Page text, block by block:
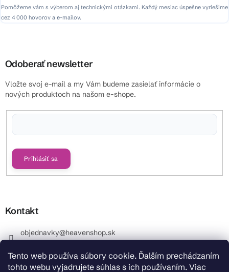
Tento web používa súbory cookie. Ďalším prechádzaním
tohto webu vyjadrujete súhlas s ich používaním. Viac
Pomôžeme vám s výberom aj technickými otázkami. Každý mesiac úspešne vyriešime
cez 4 000 hovorov a e-mailov.
Odoberať newsletter
Vložte svoj e-mail a my Vám budeme zasielať informácie o
nových produktoch na našom e-shope.
Prihlásiť sa
Kontakt
objednavky@heavenshop.sk
_Info objednávky : +421 914 399 399 Pracovné dni od
8.00 hod. do 12.00 . REKLAMÁCIE : +421 914 399 399